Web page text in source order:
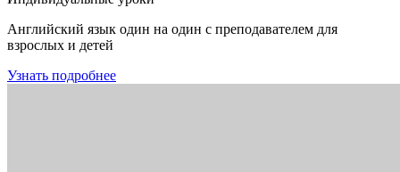
Английский язык один на один с преподавателем для
взрослых и детей
Узнать подробнее